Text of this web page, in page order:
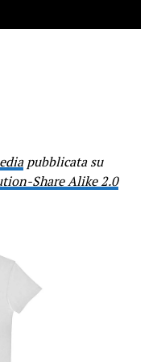
pubblicata su
Share Alike 2.0